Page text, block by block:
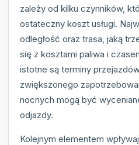
zależy od kilku czynników,
ostateczny koszt usługi.
odległość oraz trasa, jaką
się z kosztami paliwa i
istotne są terminy
zwiększonego
nocnych mogą być
odjazdy.
Kolejnym elementem